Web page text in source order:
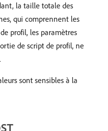
la taille totale des
qui comprennent les
profil, les paramètres
de script de profil, ne
sont sensibles à la